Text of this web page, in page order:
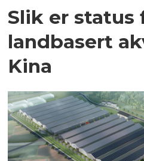
Slik er status
landbasert
Kina